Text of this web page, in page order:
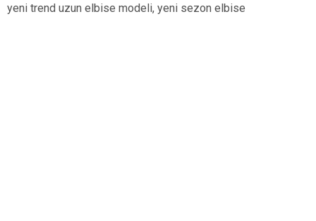
yeni trend uzun elbise modeli, yeni sezon elbise